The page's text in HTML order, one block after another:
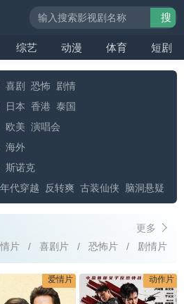
综艺 动漫 体育 短剧
搜
喜剧 恐怖 剧情
日本 香港 泰国
欧美 演唱会
海外
斯诺克
年代穿越 反转爽 古装仙侠 脑洞悬疑
片 喜剧片 恐怖片 剧情片
更多
爱情片 动作片